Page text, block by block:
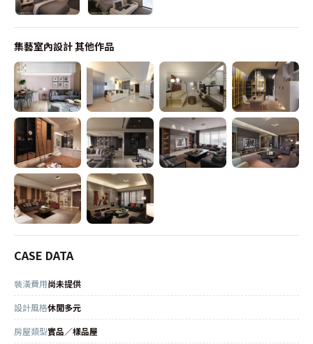
集藝室內設計其他作品
CASE DATA
裝潢費用尚未提供
設計風格休閒多元
房屋類型實品／樣品屋